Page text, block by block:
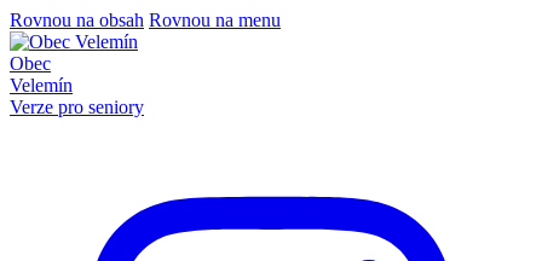
Rovnou na obsah Rovnou na menu
Obec
Velemín
Verze pro seniory